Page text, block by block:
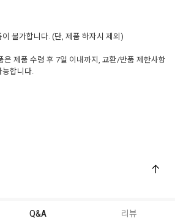
불가합니다. (단, 제품 하자시 제외)
은 제품 수령 후 7일 이내까지, 교환/반품 제한사항
능합니다.
Q&A 리뷰